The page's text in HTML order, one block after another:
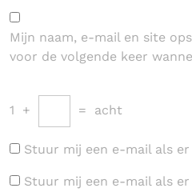
Mijn naam, e-mail en site
voor de volgende keer
1 + = acht
Stuur mij een e-mail als
Stuur mij een e-mail als